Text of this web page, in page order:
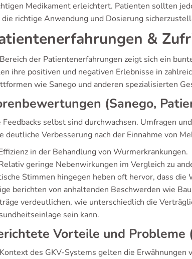
Medikament erleichtert. Patienten sollten
die richtige Anwendung und Dosierung
&
der Patientenerfahrungen zeigt sich ein
ihre positiven und negativen Erlebnisse in
wie Sanego und anderen spezialisierten
(Sanego,
Feedbacks selbst sind durchwachsen. Umfragen
deutliche Verbesserung nach der Einnahme von
in der Behandlung von Wurmerkrankungen.
geringe Nebenwirkungen im Vergleich zu
Stimmen hingegen heben oft hervor, dass
berichten von anhaltenden Beschwerden wie
verdeutlichen, wie unterschiedlich die
sein kann.
Vorteile und Probleme
des GKV-Systems gelten die